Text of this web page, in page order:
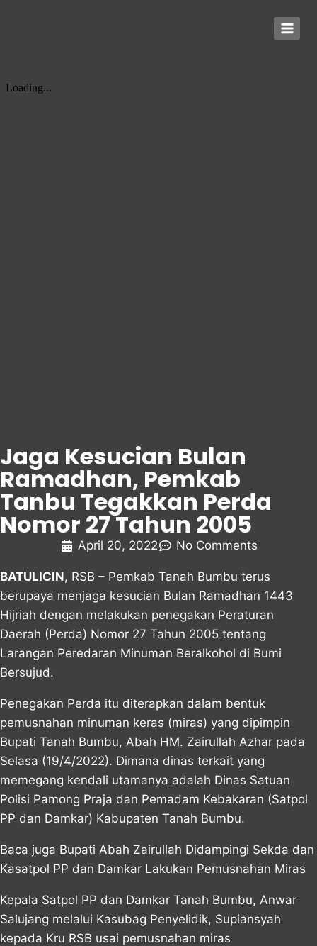
Jaga Kesucian Bulan
Ramadhan, Pemkab
Tanbu Tegakkan Perda
Nomor 27 Tahun 2005
April 20, 2022 No Comments
BATULICIN, RSB – Pemkab Tanah Bumbu terus
berupaya menjaga kesucian Bulan Ramadhan 1443
Hijriah dengan melakukan penegakan Peraturan
Daerah (Perda) Nomor 27 Tahun 2005 tentang
Larangan Peredaran Minuman Beralkohol di Bumi
Bersujud.
Penegakan Perda itu diterapkan dalam bentuk
pemusnahan minuman keras (miras) yang dipimpin
Bupati Tanah Bumbu, Abah HM. Zairullah Azhar pada
Selasa (19/4/2022). Dimana dinas terkait yang
memegang kendali utamanya adalah Dinas Satuan
Polisi Pamong Praja dan Pemadam Kebakaran (Satpol
PP dan Damkar) Kabupaten Tanah Bumbu.
Baca juga Bupati Abah Zairullah Didampingi Sekda dan
Kasatpol PP dan Damkar Lakukan Pemusnahan Miras
Kepala Satpol PP dan Damkar Tanah Bumbu, Anwar
Salujang melalui Kasubag Penyelidik, Supiansyah
kepada Kru RSB usai pemusnahan miras